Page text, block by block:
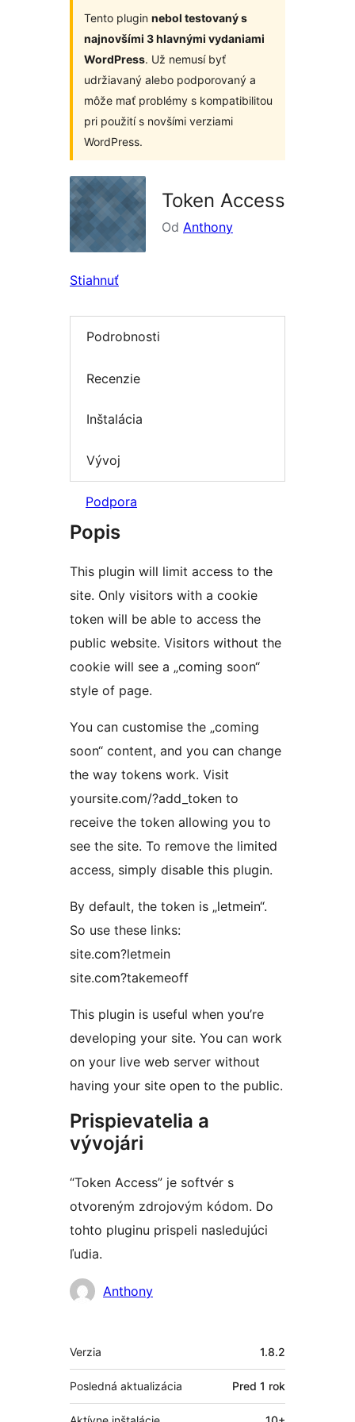
Tento plugin nebol testovaný s
najnovšími 3 hlavnými vydaniami
WordPress. Už nemusí byť
udržiavaný alebo podporovaný a
môže mať problémy s kompatibilitou
pri použití s novšími verziami
WordPress.
Token Access
Od Anthony
Stiahnuť
Podrobnosti
Recenzie
Inštalácia
Vývoj
Podpora
Popis
This plugin will limit access to the
site. Only visitors with a cookie
token will be able to access the
public website. Visitors without the
cookie will see a „coming soon“
style of page.
You can customise the „coming
soon“ content, and you can change
the way tokens work. Visit
yoursite.com/?add_token to
receive the token allowing you to
see the site. To remove the limited
access, simply disable this plugin.
By default, the token is „letmein“.
So use these links:
site.com?letmein
site.com?takemeoff
This plugin is useful when you’re
developing your site. You can work
on your live web server without
having your site open to the public.
Prispievatelia a
vývojári
“Token Access” je softvér s
otvoreným zdrojovým kódom. Do
tohto pluginu prispeli nasledujúci
ľudia.
Prispievatelia
Anthony
Meta
Verzia 1.8.2
Posledná aktualizácia Pred 1 rok